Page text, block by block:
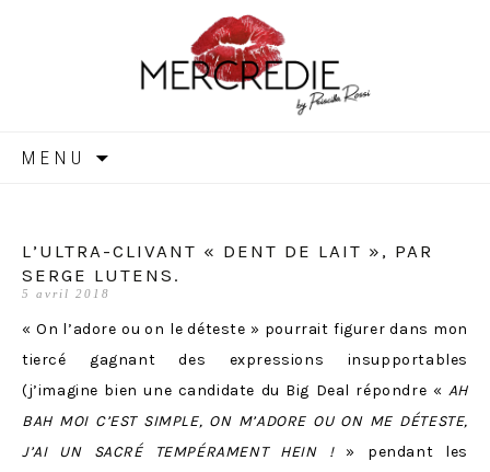
MERCREDIE
MENU
L’ULTRA-CLIVANT « DENT DE LAIT », PAR
SERGE LUTENS.
5 avril 2018
« On l’adore ou on le déteste » pourrait figurer dans mon
tiercé gagnant des expressions insupportables
(j’imagine bien une candidate du Big Deal répondre « AH
BAH MOI C’EST SIMPLE, ON M’ADORE OU ON ME DÉTESTE,
J’AI UN SACRÉ TEMPÉRAMENT HEIN !» pendant les